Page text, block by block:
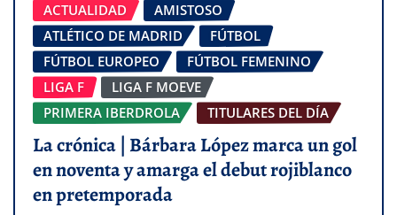
ACTUALIDAD
AMISTOSO
ATLÉTICO DE MADRID
FÚTBOL
FÚTBOL EUROPEO
FÚTBOL FEMENINO
LIGA F
LIGA F MOEVE
PRIMERA IBERDROLA
TITULARES DEL DÍA
La crónica | Bárbara López marca un gol
en noventa y amarga el debut rojiblanco
en pretemporada